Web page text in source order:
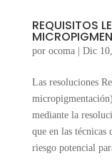
REQUISITOS
por ocoma| Dic
Las resoluciones
mediante la
que en las
riesgo potencial